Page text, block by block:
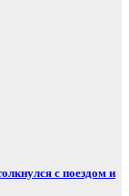
с поездом и